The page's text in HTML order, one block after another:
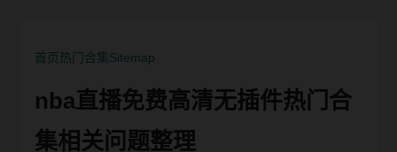
首页热门合集Sitemap
nba直播免费高清无插件热门合
集相关问题整理